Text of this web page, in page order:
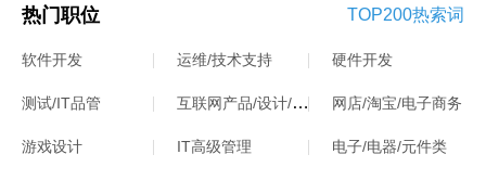
热门职位 TOP200热索词
软件开发 运维/技术支持 硬件开发
测试/IT品管 互联网产品/设计/运营 网店/淘宝/电子商务
游戏设计 IT高级管理 电子/电器/元件类